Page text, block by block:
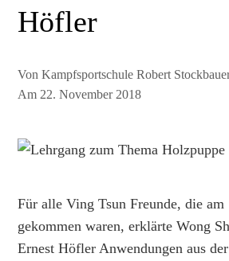
Höfler
VonKampfsportschule Robert
Am22. November 2018
Für alle Ving Tsun Freunde, die am
gekommen waren, erklärte Wong
Ernest Höfler Anwendungen aus